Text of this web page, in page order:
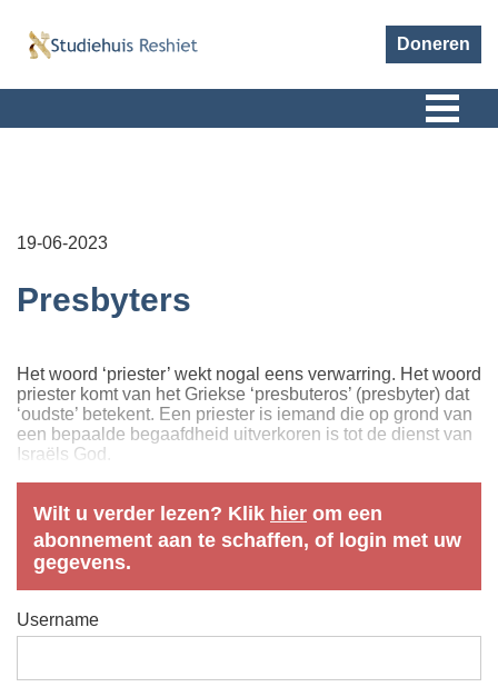
Doneren
19-06-2023
Presbyters
Het woord ‘priester’ wekt nogal eens verwarring. Het woord
priester komt van het Griekse ‘presbuteros’ (presbyter) dat
‘oudste’ betekent. Een priester is iemand die op grond van
een bepaalde begaafdheid uitverkoren is tot de dienst van
Israëls God.
Wilt u verder lezen? Klik hier om een
abonnement aan te schaffen, of login met uw
gegevens.
Username